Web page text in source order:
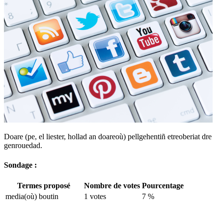
Doare (pe, el liester, hollad an doareoù) pellgehentiñ etreoberiat dre
genrouedad.
Sondage :
Termes proposé Nombre de votes Pourcentage
media(où) boutin
1 votes
7 %